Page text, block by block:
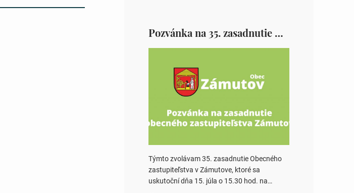
Pozvánka na 35. zasadnutie OZ v Zámutove
Týmto zvolávam 35. zasadnutie Obecného
zastupiteľstva v Zámutove, ktoré sa
uskutoční dňa 15. júla o 15.30 hod. na